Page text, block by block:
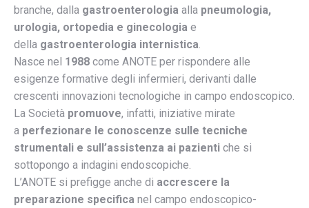
branche, dalla gastroenterologia alla pneumologia,
urologia, ortopedia e ginecologia e
della gastroenterologia internistica.
Nasce nel 1988 come ANOTE per rispondere alle
esigenze formative degli infermieri, derivanti dalle
crescenti innovazioni tecnologiche in campo endoscopico.
La Società promuove, infatti, iniziative mirate
a perfezionare le conoscenze sulle tecniche
strumentali e sull’assistenza ai pazienti che si
sottopongo a indagini endoscopiche.
L’ANOTE si prefigge anche di accrescere la
preparazione specifica nel campo endoscopico-